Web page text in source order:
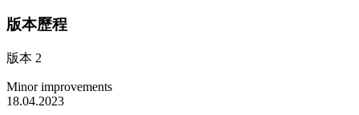
版本歷程
版本 2
Minor improvements
18.04.2023